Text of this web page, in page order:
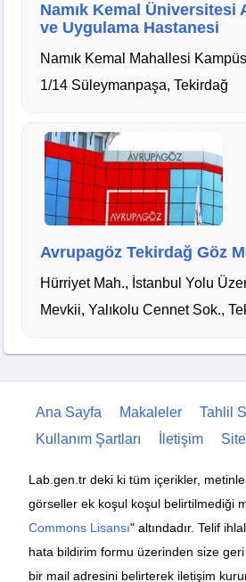
Namık Kemal Üniversitesi
ve Uygulama Hastanesi
Namık Kemal Mahallesi
1/14 Süleymanpaşa, Tekirdağ
Avrupagöz Tekirdağ Göz
Hürriyet Mah., İstanbul Yolu
Mevkii, Yalıkolu Cennet Sok.,
Ana Sayfa Makaleler
Tahlil
Kullanım Şartları
İletişim
Lab.gen.tr deki ki tüm içerikler,
görseller ek koşul koşul belirtilmediği
Commons Lisansı" altındadır. Telif
hata bildirim formu üzerinden size
bir mail adresini belirterek iletişim